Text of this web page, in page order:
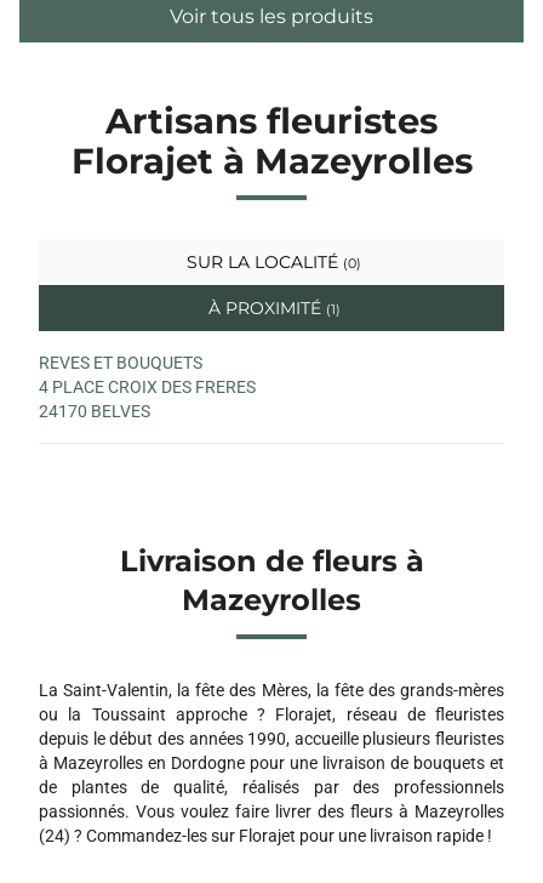
Voir tous les produits
Artisans fleuristes
Florajet à Mazeyrolles
SUR LA LOCALITÉ (0)
À PROXIMITÉ (1)
REVES ET BOUQUETS
4 PLACE CROIX DES FRERES
24170 BELVES
Livraison de fleurs à
Mazeyrolles
La Saint-Valentin, la fête des Mères, la fête des grands-mères
ou la Toussaint approche ? Florajet, réseau de fleuristes
depuis le début des années 1990, accueille plusieurs fleuristes
à Mazeyrolles en Dordogne pour une livraison de bouquets et
de plantes de qualité, réalisés par des professionnels
passionnés. Vous voulez faire livrer des fleurs à Mazeyrolles
(24) ? Commandez-les sur Florajet pour une livraison rapide !